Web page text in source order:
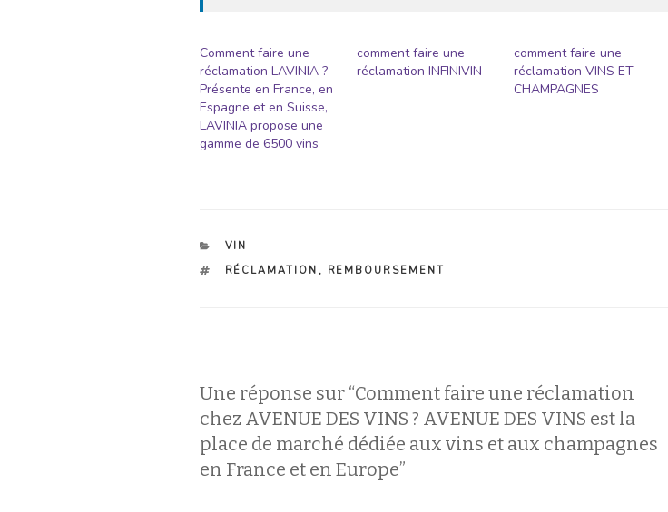
Comment faire une
réclamation LAVINIA ? –
Présente en France, en
Espagne et en Suisse,
LAVINIA propose une
gamme de 6500 vins
comment faire une
réclamation INFINIVIN
comment faire une
réclamation VINS ET
CHAMPAGNES
CATÉGORIES
VIN
ÉTIQUETTES
RÉCLAMATION , REMBOURSEMENT
Une réponse sur “Comment faire une réclamation
chez AVENUE DES VINS ? AVENUE DES VINS est la
place de marché dédiée aux vins et aux champagnes
en France et en Europe”